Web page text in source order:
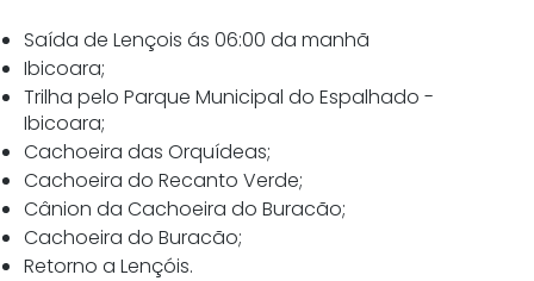
Saída de Lençois ás 06:00 da manhã
Ibicoara;
Trilha pelo Parque Municipal do Espalhado -
Ibicoara;
Cachoeira das Orquídeas;
Cachoeira do Recanto Verde;
Cânion da Cachoeira do Buracão;
Cachoeira do Buracão;
Retorno a Lençóis.